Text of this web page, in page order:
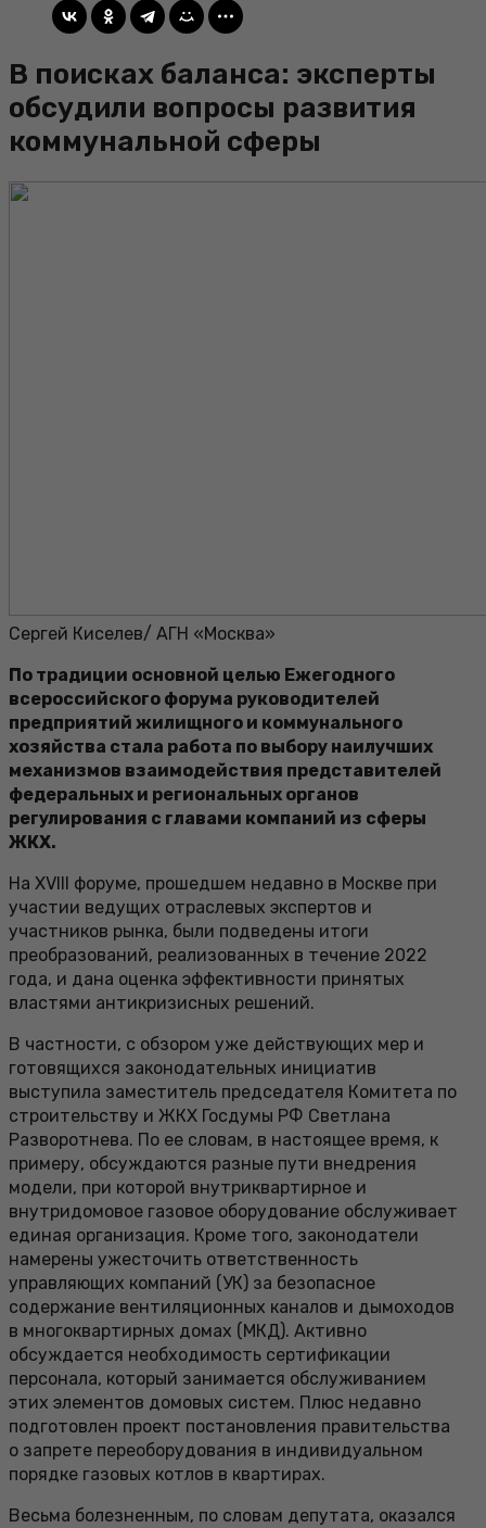
В поисках баланса: эксперты
обсудили вопросы развития
коммунальной сферы
Сергей Киселев/ АГН «Москва»
По традиции основной целью Ежегодного
всероссийского форума руководителей
предприятий жилищного и коммунального
хозяйства стала работа по выбору наилучших
механизмов взаимодействия представителей
федеральных и региональных органов
регулирования с главами компаний из сферы
ЖКХ.
На XVIII форуме, прошедшем недавно в Москве при
участии ведущих отраслевых экспертов и
участников рынка, были подведены итоги
преобразований, реализованных в течение 2022
года, и дана оценка эффективности принятых
властями антикризисных решений.
В частности, с обзором уже действующих мер и
готовящихся законодательных инициатив
выступила заместитель председателя Комитета по
строительству и ЖКХ Госдумы РФ Светлана
Разворотнева. По ее словам, в настоящее время, к
примеру, обсуждаются разные пути внедрения
модели, при которой внутриквартирное и
внутридомовое газовое оборудование обслуживает
единая организация. Кроме того, законодатели
намерены ужесточить ответственность
управляющих компаний (УК) за безопасное
содержание вентиляционных каналов и дымоходов
в многоквартирных домах (МКД). Активно
обсуждается необходимость сертификации
персонала, который занимается обслуживанием
этих элементов домовых систем. Плюс недавно
подготовлен проект постановления правительства
о запрете переоборудования в индивидуальном
порядке газовых котлов в квартирах.
Весьма болезненным, по словам депутата, оказался